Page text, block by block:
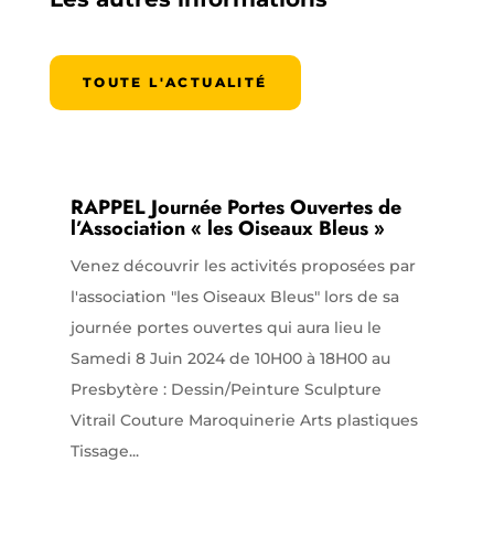
TOUTE L'ACTUALITÉ
RAPPEL Journée Portes Ouvertes de
l’Association « les Oiseaux Bleus »
Venez découvrir les activités proposées par
l'association "les Oiseaux Bleus" lors de sa
journée portes ouvertes qui aura lieu le
Samedi 8 Juin 2024 de 10H00 à 18H00 au
Presbytère : Dessin/Peinture Sculpture
Vitrail Couture Maroquinerie Arts plastiques
Tissage...